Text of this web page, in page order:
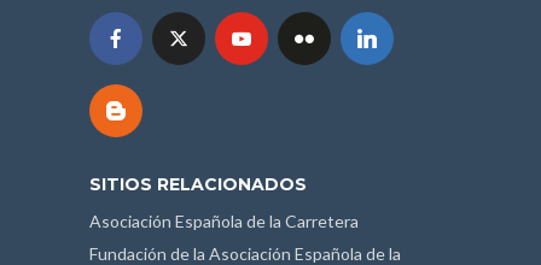
SITIOS RELACIONADOS
Asociación Española de la Carretera
Fundación de la Asociación Española de la